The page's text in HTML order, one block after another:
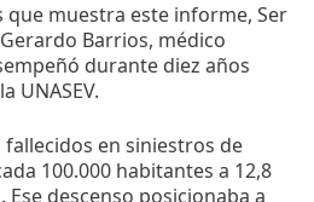
muestra este informe, Ser
Barrios, médico
durante diez años
UNASEV.
en siniestros de
100.000 habitantes a 12,8
Ese descenso posicionaba a